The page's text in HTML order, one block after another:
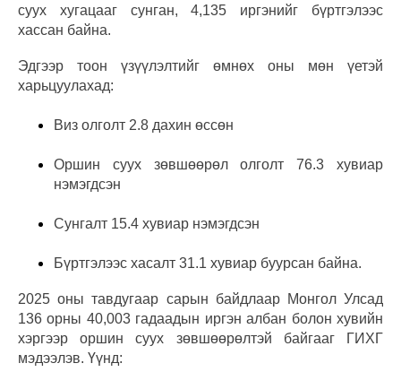
суух хугацааг сунган, 4,135 иргэнийг бүртгэлээс
хассан байна.
Эдгээр тоон үзүүлэлтийг өмнөх оны мөн үетэй
харьцуулахад:
Виз олголт 2.8 дахин өссөн
Оршин суух зөвшөөрөл олголт 76.3 хувиар
нэмэгдсэн
Сунгалт 15.4 хувиар нэмэгдсэн
Бүртгэлээс хасалт 31.1 хувиар буурсан байна.
2025 оны тавдугаар сарын байдлаар Монгол Улсад
136 орны 40,003 гадаадын иргэн албан болон хувийн
хэргээр оршин суух зөвшөөрөлтэй байгааг ГИХГ
мэдээлэв. Үүнд: